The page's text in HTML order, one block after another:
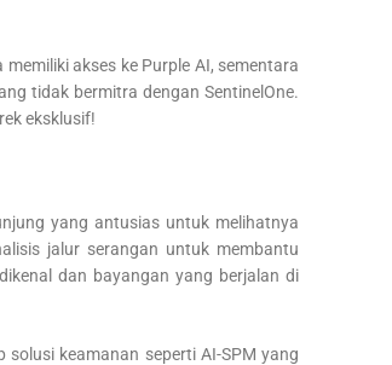
akses ke Purple AI, sementara
tidak bermitra dengan SentinelOne.
eksklusif!
yang antusias untuk melihatnya
jalur serangan untuk membantu
dan bayangan yang berjalan di
keamanan seperti AI-SPM yang